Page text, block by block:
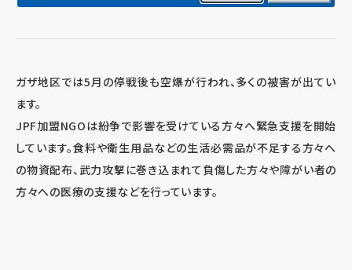
ガザ地区では5月の停戦後も空爆が行われ、多くの被害が出てい
ます。
JPF加盟NGOは紛争で影響を受けている方々へ緊急支援を開始
しています。食料や衛生用品などの生活必需品が不足する方々へ
の物資配布、武力攻撃に巻き込まれて負傷した方々や障がい者の
方々への医療の支援などを行っています。